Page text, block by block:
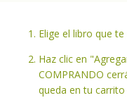
Elige el libro que te
Haz clic en
COMPRANDO
queda en tu